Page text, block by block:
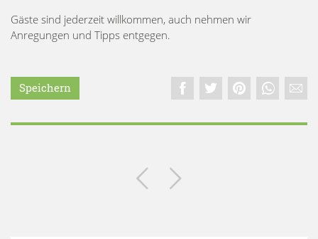
Gäste sind jederzeit willkommen, auch nehmen wir
Anregungen und Tipps entgegen.
Speichern